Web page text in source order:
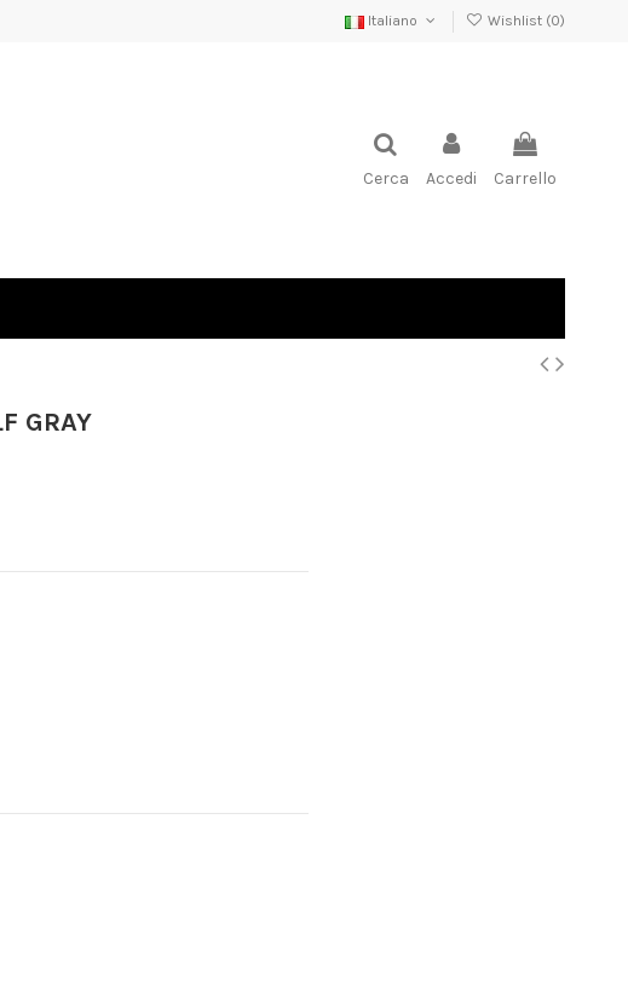
Italiano Wishlist (0)
Cerca Accedi Carrello
GRAY